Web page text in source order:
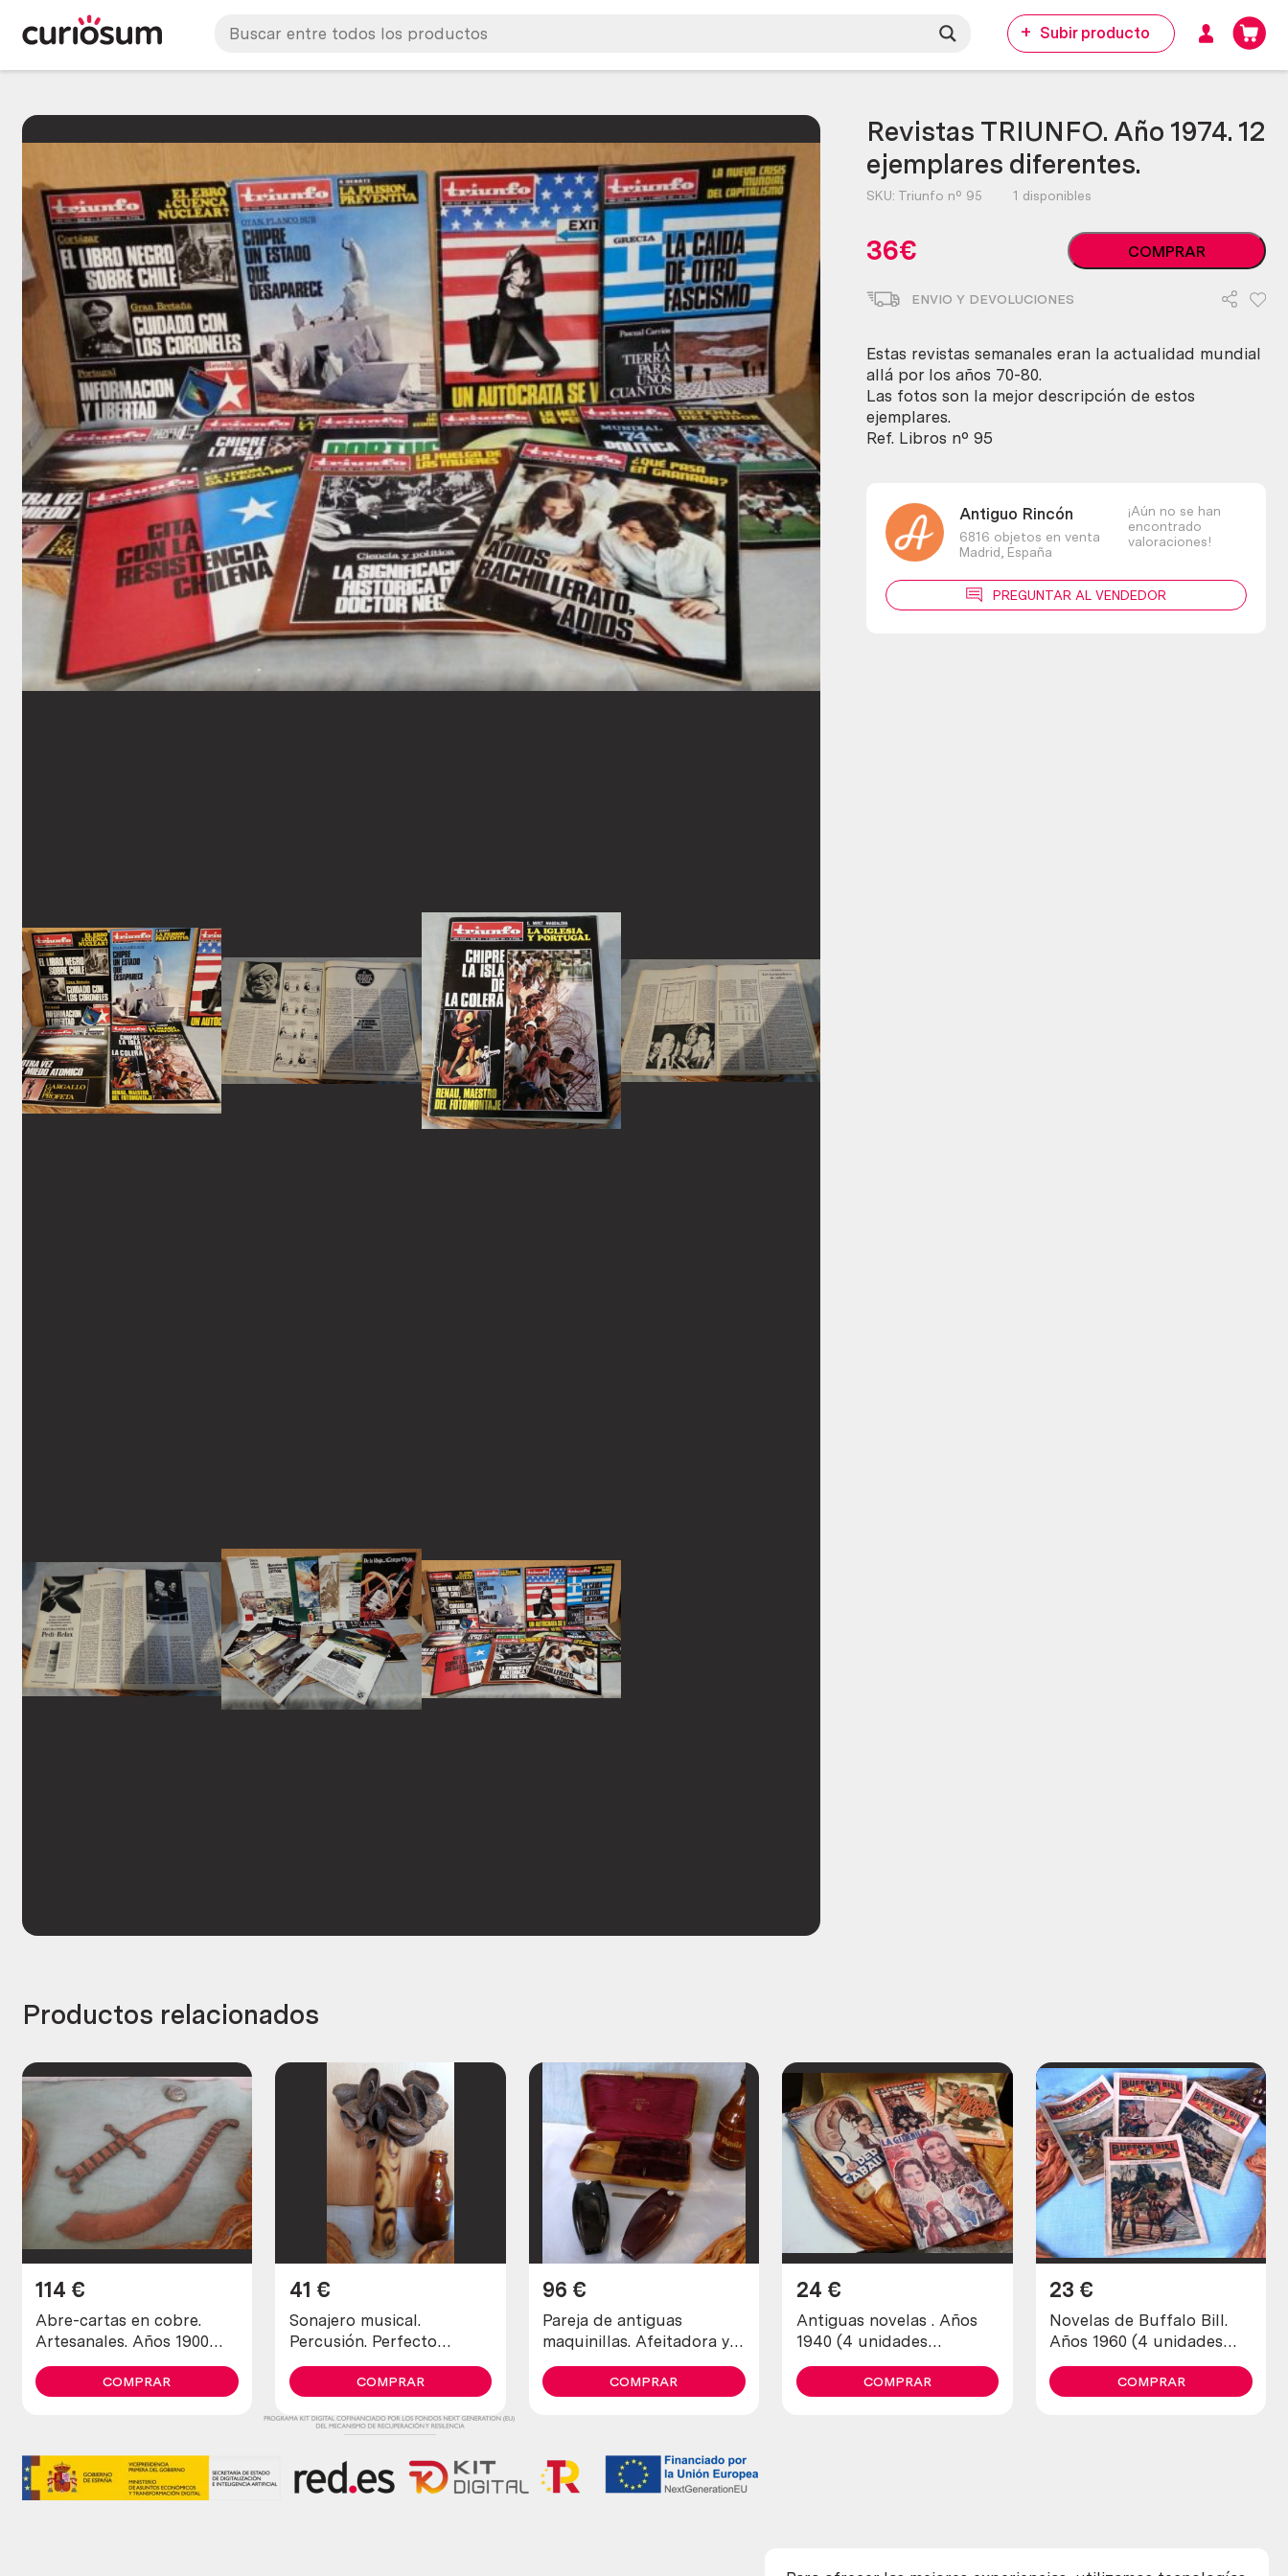
Subir producto
Revistas TRIUNFO. Año 1974. 12
ejemplares diferentes.
SKU: Triunfo nº 95 1 disponibles
36€
Revistas
TRIUNFO.
1974.
ejemplares
cantidad
COMPRAR
ENVIO Y DEVOLUCIONES
Estas revistas semanales eran la actualidad mundial
allá por los años 70-80.
Las fotos son la mejor descripción de estos
ejemplares.
Ref. Libros nº 95
Antiguo Rincón
6816 objetos en venta
Madrid, España
¡Aún no se han
encontrado
valoraciones!
PREGUNTAR AL VENDEDOR
Productos relacionados
Abre-cartas en cobre.
Artesanales. Años 1900
maravillosos. Old open
letters in copper
114 €
COMPRAR
Sonajero musical.
Percusión. Perfecto
estado general.
41 €
COMPRAR
Pareja de antiguas
maquinillas. Afeitadora y
recortadora marca schick.
96 €
COMPRAR
Antiguas novelas . Años
1940 (4 unidades
diferentes)
24 €
COMPRAR
Novelas de Buffalo Bill.
Años 1960 (4 unidades
diferentes)
23 €
COMPRAR